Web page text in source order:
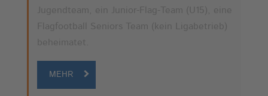
Jugendteam, ein Junior-Flag-Team (U15), eine
Flagfootball Seniors Team (kein Ligabetrieb)
beheimatet.
MEHR